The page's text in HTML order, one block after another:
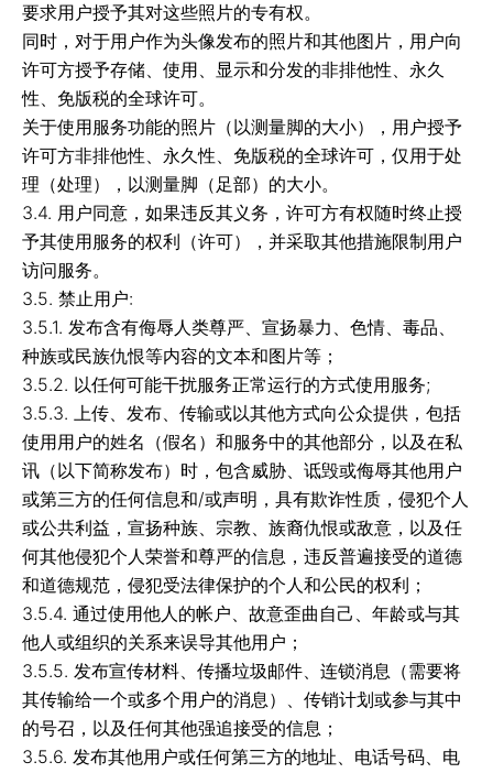
要求用户授予其对这些照片的专有权。
同时，对于用户作为头像发布的照片和其他图片，用户向
许可方授予存储、使用、显示和分发的非排他性、永久
性、免版税的全球许可。
关于使用服务功能的照片（以测量脚的大小），用户授予
许可方非排他性、永久性、免版税的全球许可，仅用于处
理（处理），以测量脚（足部）的大小。
3.4. 用户同意，如果违反其义务，许可方有权随时终止授
予其使用服务的权利（许可），并采取其他措施限制用户
访问服务。
3.5. 禁止用户:
3.5.1. 发布含有侮辱人类尊严、宣扬暴力、色情、毒品、
种族或民族仇恨等内容的文本和图片等；
3.5.2. 以任何可能干扰服务正常运行的方式使用服务;
3.5.3. 上传、发布、传输或以其他方式向公众提供，包括
使用用户的姓名（假名）和服务中的其他部分，以及在私
讯（以下简称发布）时，包含威胁、诋毁或侮辱其他用户
或第三方的任何信息和/或声明，具有欺诈性质，侵犯个人
或公共利益，宣扬种族、宗教、族裔仇恨或敌意，以及任
何其他侵犯个人荣誉和尊严的信息，违反普遍接受的道德
和道德规范，侵犯受法律保护的个人和公民的权利；
3.5.4. 通过使用他人的帐户、故意歪曲自己、年龄或与其
他人或组织的关系来误导其他用户；
3.5.5. 发布宣传材料、传播垃圾邮件、连锁消息（需要将
其传输给一个或多个用户的消息）、传销计划或参与其中
的号召，以及任何其他强追接受的信息；
3.5.6. 发布其他用户或任何第三方的地址、电话号码、电